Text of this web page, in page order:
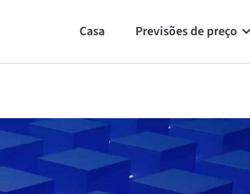
Casa Previsões de preço